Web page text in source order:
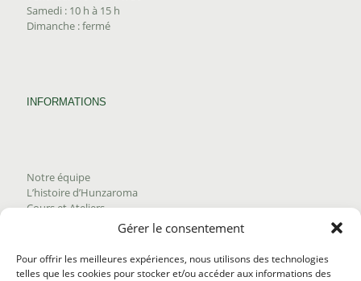
Gérer le consentement
Pour offrir les meilleures expériences, nous utilisons des technologies
telles que les cookies pour stocker et/ou accéder aux informations des
Samedi : 10 h à 15 h
Dimanche : fermé
INFORMATIONS
Notre équipe
L’histoire d’Hunzaroma
Cours et Ateliers
Trouver nos produits
Politique de frais d'envoi